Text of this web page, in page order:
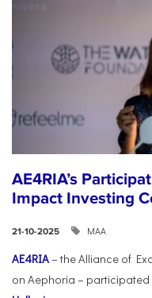
AE4RIA’s
Impact Investing
21-10-2025 ΜΑΑ
AE4RIA– the Alliance of
on Aephoria –